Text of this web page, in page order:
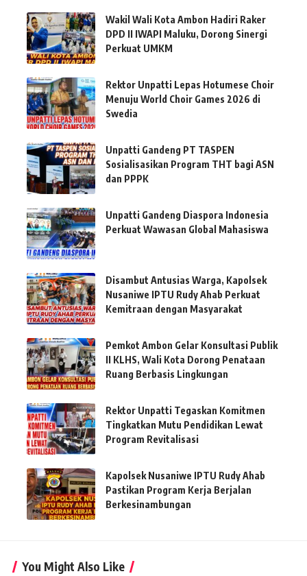
Wakil Wali Kota Ambon Hadiri Raker
DPD II IWAPI Maluku, Dorong Sinergi
Perkuat UMKM
Rektor Unpatti Lepas Hotumese Choir
Menuju World Choir Games 2026 di
Swedia
Unpatti Gandeng PT TASPEN
Sosialisasikan Program THT bagi ASN
dan PPPK
Unpatti Gandeng Diaspora Indonesia
Perkuat Wawasan Global Mahasiswa
Disambut Antusias Warga, Kapolsek
Nusaniwe IPTU Rudy Ahab Perkuat
Kemitraan dengan Masyarakat
Pemkot Ambon Gelar Konsultasi Publik
II KLHS, Wali Kota Dorong Penataan
Ruang Berbasis Lingkungan
Rektor Unpatti Tegaskan Komitmen
Tingkatkan Mutu Pendidikan Lewat
Program Revitalisasi
Kapolsek Nusaniwe IPTU Rudy Ahab
Pastikan Program Kerja Berjalan
Berkesinambungan
You Might Also Like